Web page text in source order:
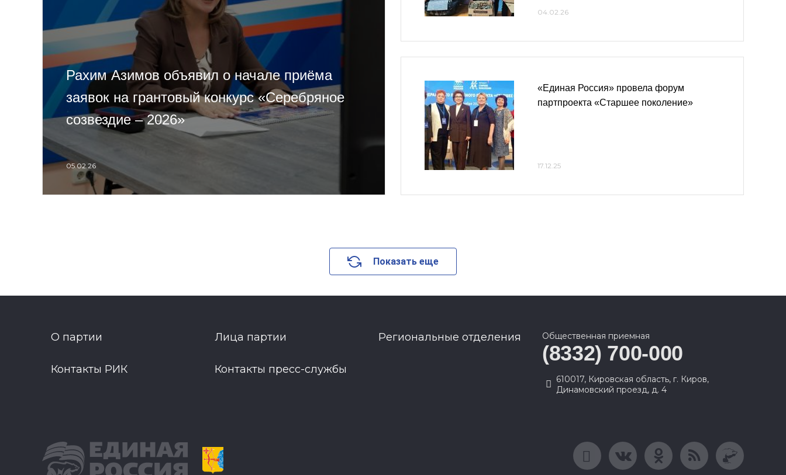
Рахим Азимов объявил о начале приёма
заявок на грантовый конкурс «Серебряное
созвездие – 2026»
05.02.26
04.02.26
«Единая Россия» провела форум
партпроекта «Старшее поколение»
17.12.25
Показать еще
О партии Лица партии Региональные отделения
Контакты РИК Контакты пресс-службы
Общественная приемная
(8332) 700-000
610017, Кировская область, г. Киров,
Динамовский проезд, д. 4